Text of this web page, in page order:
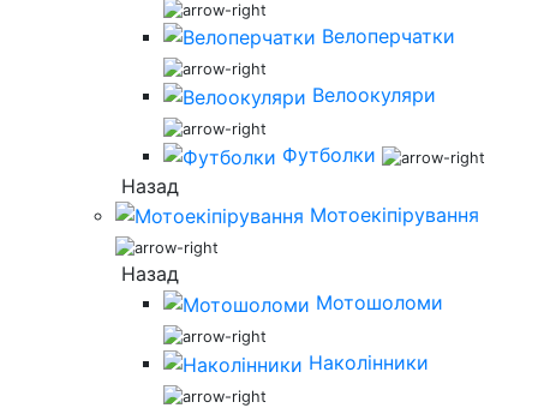
Велоперчатки
Велоокуляри
Футболки
Назад
Мотоекіпірування
Назад
Мотошоломи
Наколінники